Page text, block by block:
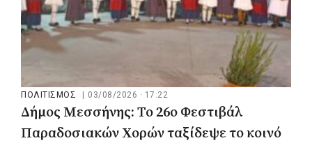
ΠΟΛΙΤΙΣΜΟΣ | 03/08/2026 · 17:22
Δήμος Μεσσήνης: Το 26ο Φεστιβάλ
Παραδοσιακών Χορών ταξίδεψε το κοινό